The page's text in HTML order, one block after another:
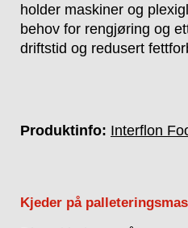
holder maskiner og
behov for rengjøring og
driftstid og redusert
Produktinfo: Interflon
Kjeder på